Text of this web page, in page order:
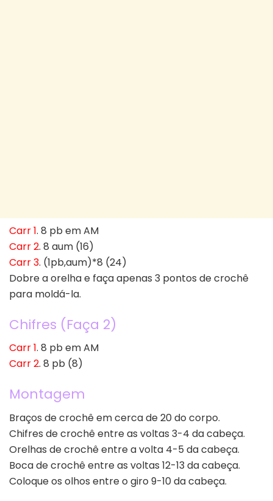
Carr 1. 8 pb em AM
Carr 2. 8 aum (16)
Carr 3. (1pb,aum)*8 (24)
Dobre a orelha e faça apenas 3 pontos de crochê
para moldá-la.
Chifres (Faça 2)
Carr 1. 8 pb em AM
Carr 2. 8 pb (8)
Montagem
Braços de crochê em cerca de 20 do corpo.
Chifres de crochê entre as voltas 3-4 da cabeça.
Orelhas de crochê entre a volta 4-5 da cabeça.
Boca de crochê entre as voltas 12-13 da cabeça.
Coloque os olhos entre o giro 9-10 da cabeça.